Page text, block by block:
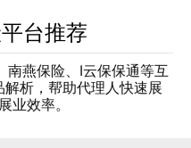
台推荐
南燕保险、I云保保通等互
析，帮助代理人快速展
业效率。